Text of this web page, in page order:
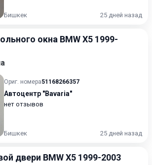
Бишкек 25 дней назад
окна BMW X5 1999-
Ориг. номера51168266357
Автоцентр "Bavaria"
нет отзывов
Бишкек 25 дней назад
двери BMW X5 1999-2003